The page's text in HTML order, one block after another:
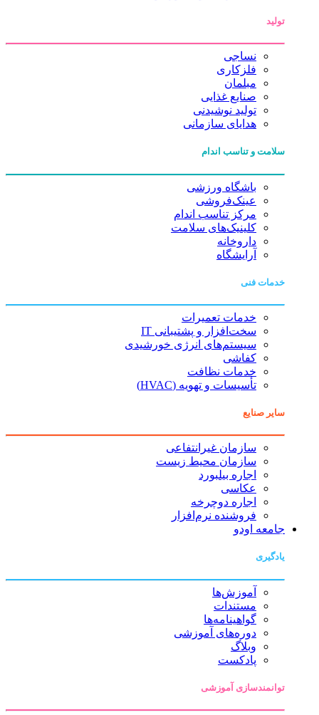
تولید
نساجی
فلزکاری
مبلمان
صنایع غذایی
تولید نوشیدنی
هدایای سازمانی
سلامت و تناسب اندام
باشگاه ورزشی
عینک‌فروشی
مرکز تناسب اندام
کلینیک‌های سلامت
داروخانه
آرایشگاه
خدمات فنی
خدمات تعمیرات
سخت‌افزار و پشتیبانی IT
سیستم‌های انرژی خورشیدی
کفاشی
خدمات نظافت
تأسیسات و تهویه (HVAC)
سایر صنایع
سازمان غیرانتفاعی
سازمان محیط زیست
اجاره بیلبورد
عکاسی
اجاره دوچرخه
فروشنده نرم‌افزار
جامعه اودو
یادگیری
آموزش‌ها
مستندات
گواهینامه‌ها
دوره‌های آموزشی
وبلاگ
پادکست
توانمندسازی آموزشی